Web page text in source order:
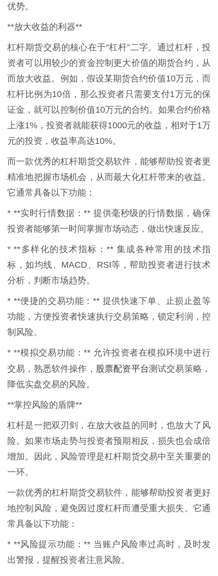
优势。
**放大收益的利器**
杠杆期货交易的核心在于“杠杆”二字。通过杠杆，投
资者可以用较少的资金控制更大价值的期货合约，从
而放大收益。例如，假设某期货合约价值10万元，而
杠杆比例为10倍，那么投资者只需要支付1万元的保
证金，就可以控制价值10万元的合约。如果合约价格
上涨1%，投资者就能获得1000元的收益，相对于1万
元的投资，收益率高达10%。
而一款优秀的杠杆期货交易软件，能够帮助投资者更
精准地把握市场机会，从而最大化杠杆带来的收益。
它通常具备以下功能：
* **实时行情数据：** 提供毫秒级的行情数据，确保
投资者能够第一时间掌握市场动态，做出快速反应。
* **多样化的技术指标：** 集成各种常用的技术指
标，如均线、MACD、RSI等，帮助投资者进行技术
分析，判断市场趋势。
* **便捷的交易功能：** 提供快速下单、止损止盈等
功能，方便投资者快速执行交易策略，锁定利润，控
制风险。
* **模拟交易功能：** 允许投资者在模拟环境中进行
交易，熟悉软件操作， 股票配资平台测试交易策略，
降低实盘交易的风险。
**掌控风险的盾牌**
杠杆是一把双刃剑，在放大收益的同时，也放大了风
险。如果市场走势与投资者预期相反，损失也会成倍
增加。因此，风险管理是杠杆期货交易中至关重要的
一环。
一款优秀的杠杆期货交易软件，能够帮助投资者更好
地控制风险，避免因过度杠杆而遭受重大损失。它通
常具备以下功能：
* **风险提示功能：** 当账户风险率过高时，及时发
出警报，提醒投资者注意风险。